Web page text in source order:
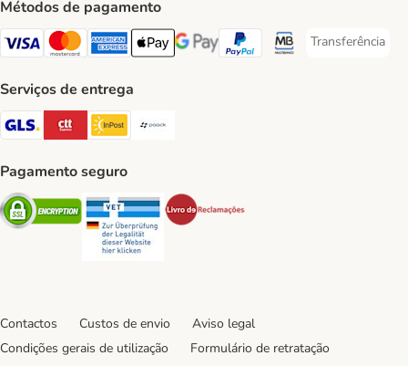
Métodos de pagamento
Visa Payment Method
Mastercard Payment Method
American Express Payment Method
Apple Pay Payment Method
Google Pay Payment Method
PayPal Payment Method
Multibanco Payment
Transferência
Transferência
Serviços de entrega
GLS Shipping Method
CTTExpress Shipping Method
InPost Shipping Method
Pagamento seguro
Security Security
Contactos Custos de envio
Aviso legal
Condições gerais de utilização
Formulário de retratação